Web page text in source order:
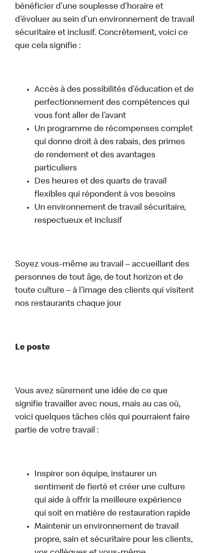
bénéficier d’une souplesse d’horaire et
d’évoluer au sein d’un environnement de travail
sécuritaire et inclusif. Concrètement, voici ce
que cela signifie :
Accès à des possibilités d’éducation et de
perfectionnement des compétences qui
vous font aller de l’avant
Un programme de récompenses complet
qui donne droit à des rabais, des primes
de rendement et des avantages
particuliers
Des heures et des quarts de travail
flexibles qui répondent à vos besoins
Un environnement de travail sécuritaire,
respectueux et inclusif
Soyez vous-même au travail – accueillant des
personnes de tout âge, de tout horizon et de
toute culture – à l’image des clients qui visitent
nos restaurants chaque jour
Le poste
Vous avez sûrement une idée de ce que
signifie travailler avec nous, mais au cas où,
voici quelques tâches clés qui pourraient faire
partie de votre travail :
Inspirer son équipe, instaurer un
sentiment de fierté et créer une culture
qui aide à offrir la meilleure expérience
qui soit en matière de restauration rapide
Maintenir un environnement de travail
propre, sain et sécuritaire pour les clients,